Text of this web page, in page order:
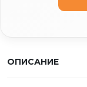
ОПИСАНИЕ